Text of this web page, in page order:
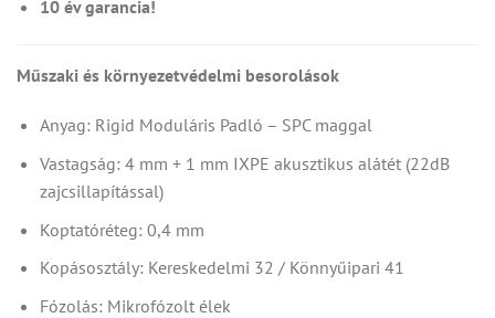
10 év garancia!
Műszaki és környezetvédelmi besorolások
Anyag: Rigid Moduláris Padló – SPC maggal
Vastagság: 4 mm + 1 mm IXPE akusztikus alátét (22dB
zajcsillapítással)
Koptatóréteg: 0,4 mm
Kopásosztály: Kereskedelmi 32 / Könnyűipari 41
Fózolás: Mikrofózolt élek